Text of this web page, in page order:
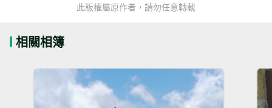
此版權屬原作者，請勿任意轉載
相關相簿